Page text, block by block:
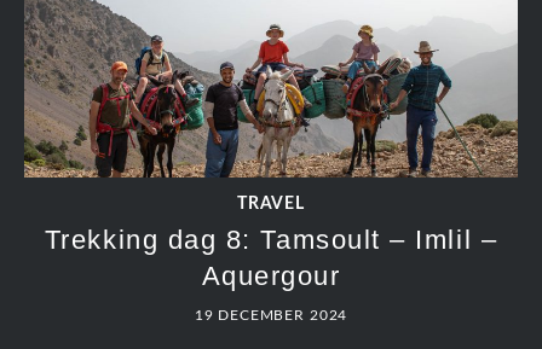
TRAVEL
Trekking dag 8: Tamsoult – Imlil –
Aquergour
19 DECEMBER 2024